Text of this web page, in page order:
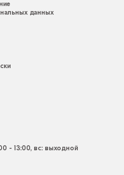
данных
- 13:00, вс: выходной